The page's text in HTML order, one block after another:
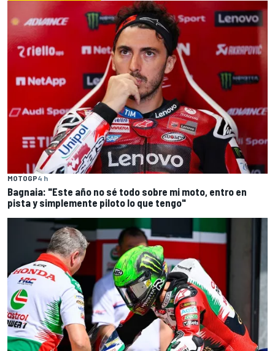
MOTOGP4 h
Bagnaia: "Este año no sé todo sobre mi moto, entro en
pista y simplemente piloto lo que tengo"